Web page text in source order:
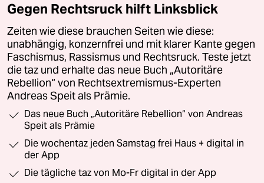
Gegen Rechtsruck hilft Linksblick
Zeiten wie diese brauchen Seiten wie diese:
unabhängig, konzernfrei und mit klarer Kante gegen
Faschismus, Rassismus und Rechtsruck. Teste jetzt
die taz und erhalte das neue Buch „Autoritäre
Rebellion“ von Rechtsextremismus-Experten
Andreas Speit als Prämie.
Das neue Buch „Autoritäre Rebellion“ von Andreas
Speit als Prämie
Die wochentaz jeden Samstag frei Haus + digital in
der App
Die tägliche taz von Mo-Fr digital in der App